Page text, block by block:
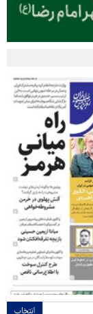
انتخاب